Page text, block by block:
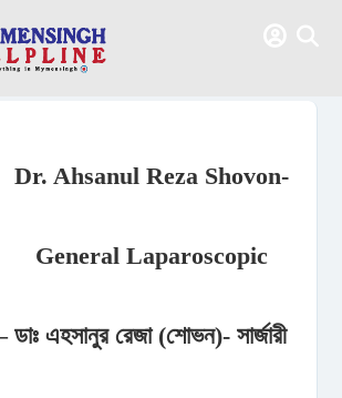
Dr. Ahsanul Reza Shovon-
General Laparoscopic
এহসানুর রেজা (শোভন)- সার্জারী